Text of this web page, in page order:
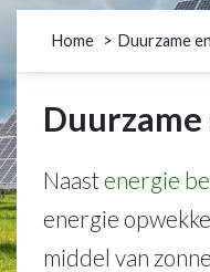
Home Duurzame
Naast energie
energie
middel van